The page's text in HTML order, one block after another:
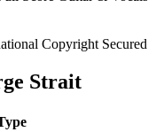
Copyright Secured
Strait